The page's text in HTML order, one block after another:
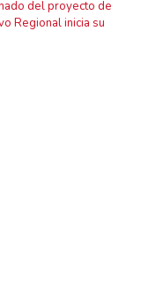
del proyecto de
Regional inicia su